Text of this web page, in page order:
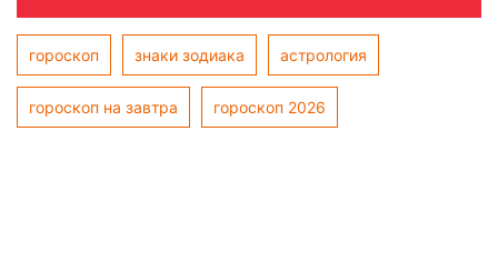
гороскоп знаки зодиака астрология
гороскоп на завтра гороскоп 2026